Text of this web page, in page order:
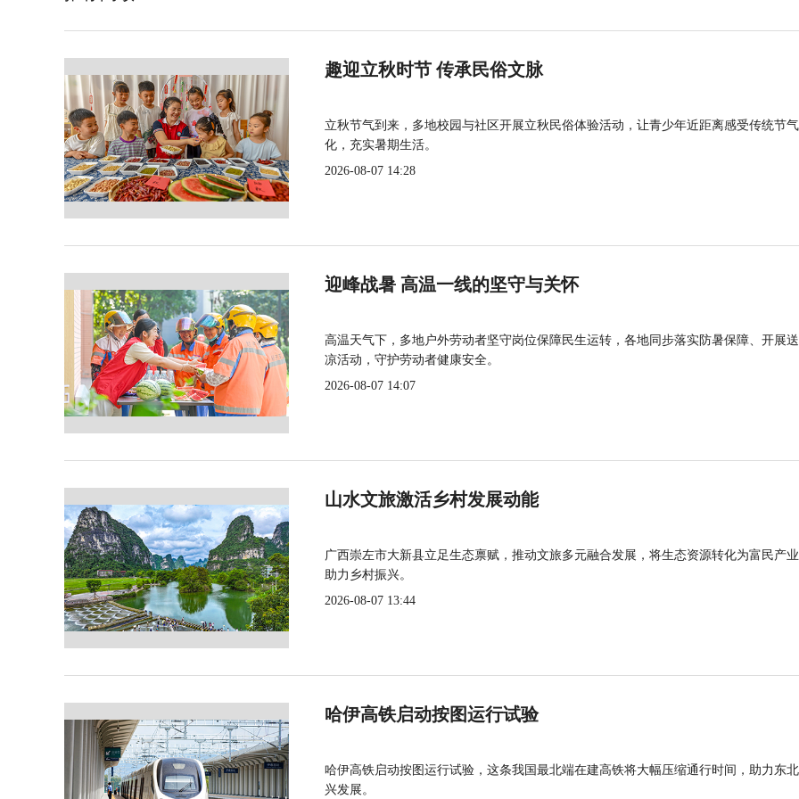
趣迎立秋时节 传承民俗文脉
立秋节气到来，多地校园与社区开展立秋民俗体验活动，让青少年近距离感受传统节
化，充实暑期生活。
2026-08-07 14:28
迎峰战暑 高温一线的坚守与关怀
高温天气下，多地户外劳动者坚守岗位保障民生运转，各地同步落实防暑保障、开展
凉活动，守护劳动者健康安全。
2026-08-07 14:07
山水文旅激活乡村发展动能
广西崇左市大新县立足生态禀赋，推动文旅多元融合发展，将生态资源转化为富民产
助力乡村振兴。
2026-08-07 13:44
哈伊高铁启动按图运行试验
哈伊高铁启动按图运行试验，这条我国最北端在建高铁将大幅压缩通行时间，助力东
兴发展。